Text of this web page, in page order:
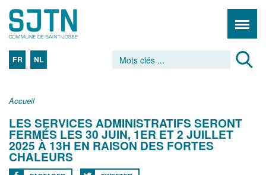
FR NL
Accueil
LES SERVICES ADMINISTRATIFS SERONT
FERMÉS LES 30 JUIN, 1ER ET 2 JUILLET
2025 À 13H EN RAISON DES FORTES
CHALEURS